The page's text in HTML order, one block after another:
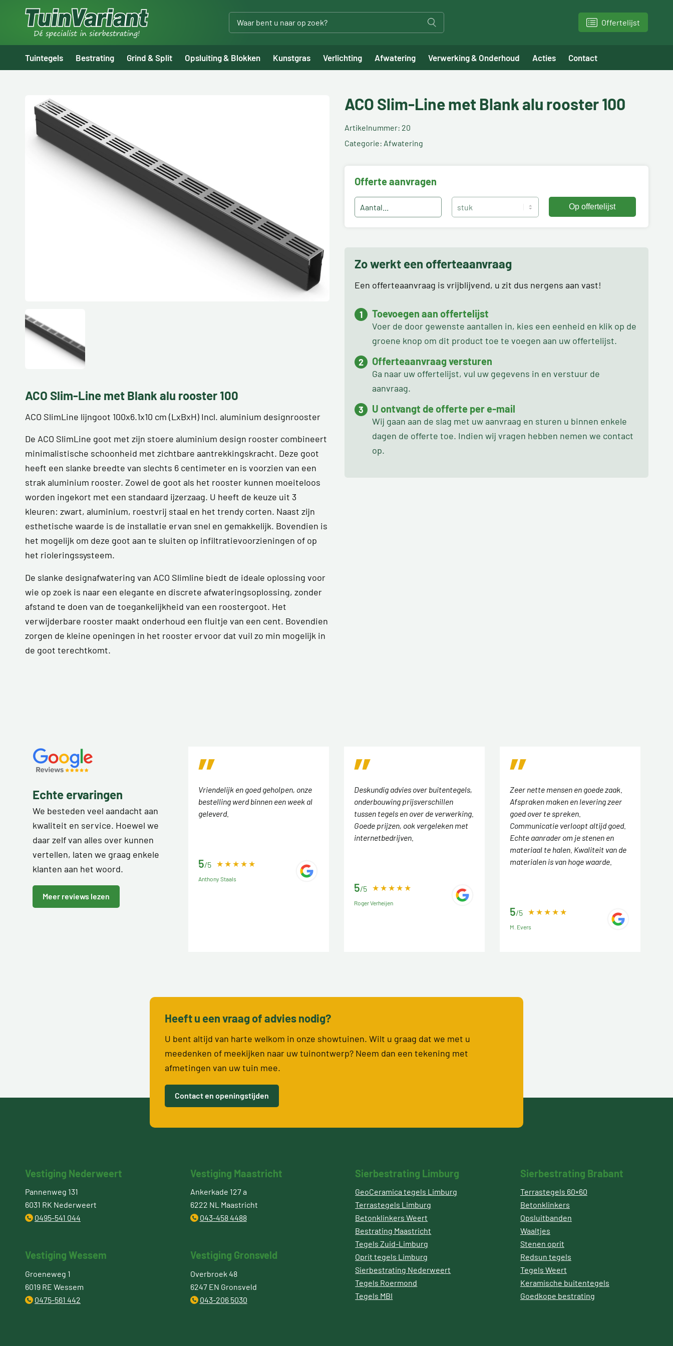
Offertelijst
Tuintegels Bestrating Grind & Split Opsluiting & Blokken Kunstgras Verlichting Afwatering Verwerking & Onderhoud Acties Contact
ACO Slim-Line met Blank alu rooster 100
ACO SlimLine lijngoot 100x6.1x10 cm (LxBxH) Incl. aluminium designrooster
De ACO SlimLine goot met zijn stoere aluminium design rooster combineert
minimalistische schoonheid met zichtbare aantrekkingskracht. Deze goot
heeft een slanke breedte van slechts 6 centimeter en is voorzien van een
strak aluminium rooster. Zowel de goot als het rooster kunnen moeiteloos
worden ingekort met een standaard ijzerzaag. U heeft de keuze uit 3
kleuren: zwart, aluminium, roestvrij staal en het trendy corten. Naast zijn
esthetische waarde is de installatie ervan snel en gemakkelijk. Bovendien is
het mogelijk om deze goot aan te sluiten op infiltratievoorzieningen of op
het rioleringssysteem.
De slanke designafwatering van ACO Slimline biedt de ideale oplossing voor
wie op zoek is naar een elegante en discrete afwateringsoplossing, zonder
afstand te doen van de toegankelijkheid van een roostergoot. Het
verwijderbare rooster maakt onderhoud een fluitje van een cent. Bovendien
zorgen de kleine openingen in het rooster ervoor dat vuil zo min mogelijk in
de goot terechtkomt.
ACO Slim-Line met Blank alu rooster 100
Artikelnummer: 20
Categorie: Afwatering
Offerte aanvragen
Zo werkt een offerteaanvraag
Een offerteaanvraag is vrijblijvend, u zit dus nergens aan vast!
Toevoegen aan offertelijst
Voer de door gewenste aantallen in, kies een eenheid en klik op de
groene knop om dit product toe te voegen aan uw offertelijst.
Offerteaanvraag versturen
Ga naar uw offertelijst, vul uw gegevens in en verstuur de
aanvraag.
U ontvangt de offerte per e-mail
Wij gaan aan de slag met uw aanvraag en sturen u binnen enkele
dagen de offerte toe. Indien wij vragen hebben nemen we contact
op.
Echte ervaringen
We besteden veel aandacht aan
kwaliteit en service. Hoewel we
daar zelf van alles over kunnen
vertellen, laten we graag enkele
klanten aan het woord.
Meer reviews lezen
Vriendelijk en goed geholpen, onze
bestelling werd binnen een week al
geleverd.
5/5
Anthony Staals
Deskundig advies over buitentegels,
onderbouwing prijsverschillen
tussen tegels en over de verwerking.
Goede prijzen, ook vergeleken met
internetbedrijven.
5/5
Roger Verheijen
Zeer nette mensen en goede zaak.
Afspraken maken en levering zeer
goed over te spreken.
Communicatie verloopt altijd goed.
Echte aanrader om je stenen en
materiaal te halen. Kwaliteit van de
materialen is van hoge waarde.
5/5
M. Evers
Heeft u een vraag of advies nodig?
U bent altijd van harte welkom in onze showtuinen. Wilt u graag dat we met u
meedenken of meekijken naar uw tuinontwerp? Neem dan een tekening met
afmetingen van uw tuin mee.
Contact en openingstijden
Vestiging Nederweert
Pannenweg 131
6031 RK Nederweert
0495-541 044
Vestiging Wessem
Groeneweg 1
6019 RE Wessem
0475-561 442
Vestiging Maastricht
Ankerkade 127 a
6222 NL Maastricht
043-458 4488
Vestiging Gronsveld
Overbroek 48
6247 EN Gronsveld
043-206 5030
Sierbestrating Limburg
GeoCeramica tegels Limburg
Terrastegels Limburg
Betonklinkers Weert
Bestrating Maastricht
Tegels Zuid-Limburg
Oprit tegels Limburg
Sierbestrating Nederweert
Tegels Roermond
Tegels MBI
Sierbestrating Brabant
Terrastegels 60×60
Betonklinkers
Opsluitbanden
Waaltjes
Stenen oprit
Redsun tegels
Tegels Weert
Keramische buitentegels
Goedkope bestrating